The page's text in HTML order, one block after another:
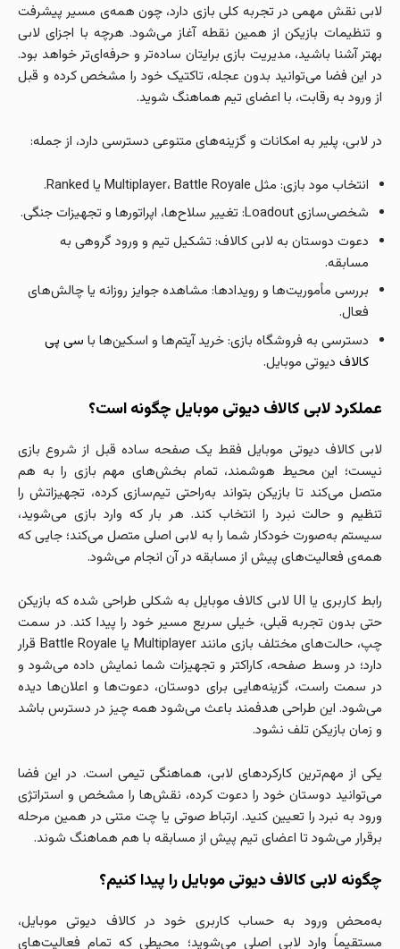
لابی نقش مهمی در تجربه کلی بازی دارد، چون همه‌ی مسیر پیشرفت
و تنظیمات بازیکن از همین نقطه آغاز می‌شود. هرچه با اجزای لابی
بهتر آشنا باشید، مدیریت بازی برایتان ساده‌تر و حرفه‌ای‌تر خواهد بود.
در این فضا می‌توانید بدون عجله، تاکتیک خود را مشخص کرده و قبل
از ورود به رقابت، با اعضای تیم هماهنگ شوید.
در لابی، پلیر به امکانات و گزینه‌های متنوعی دسترسی دارد، از جمله:
انتخاب مود بازی: مثل Multiplayer، Battle Royale یا Ranked.
شخصی‌سازی Loadout: تغییر سلاح‌ها، اپراتورها و تجهیزات جنگی.
دعوت دوستان به لابی کالاف: تشکیل تیم و ورود گروهی به
مسابقه.
بررسی مأموریت‌ها و رویدادها: مشاهده جوایز روزانه یا چالش‌های
فعال.
دسترسی به فروشگاه بازی: خرید آیتم‌ها و اسکین‌ها با سی پی
کالاف دیوتی موبایل.
عملکرد لابی کالاف دیوتی موبایل چگونه است؟
لابی کالاف دیوتی موبایل فقط یک صفحه ساده قبل از شروع بازی
نیست؛ این محیط هوشمند، تمام بخش‌های مهم بازی را به هم
متصل می‌کند تا بازیکن بتواند به‌راحتی تیم‌سازی کرده، تجهیزاتش را
تنظیم و حالت نبرد را انتخاب کند. هر بار که وارد بازی می‌شوید،
سیستم به‌صورت خودکار شما را به لابی اصلی متصل می‌کند؛ جایی که
همه‌ی فعالیت‌های پیش از مسابقه در آن انجام می‌شود.
رابط کاربری یا UI لابی کالاف موبایل به شکلی طراحی شده که بازیکن
حتی بدون تجربه قبلی، خیلی سریع مسیر خود را پیدا کند. در سمت
چپ، حالت‌های مختلف بازی مانند Multiplayer یا Battle Royale قرار
دارد؛ در وسط صفحه، کاراکتر و تجهیزات شما نمایش داده می‌شود و
در سمت راست، گزینه‌هایی برای دوستان، دعوت‌ها و اعلان‌ها دیده
می‌شود. این طراحی هدفمند باعث می‌شود همه چیز در دسترس باشد
و زمان بازیکن تلف نشود.
یکی از مهم‌ترین کارکردهای لابی، هماهنگی تیمی است. در این فضا
می‌توانید دوستان خود را دعوت کرده، نقش‌ها را مشخص و استراتژی
ورود به نبرد را تعیین کنید. ارتباط صوتی یا چت متنی در همین مرحله
برقرار می‌شود تا اعضای تیم پیش از مسابقه با هم هماهنگ شوند.
چگونه لابی کالاف دیوتی موبایل را پیدا کنیم؟
به‌محض ورود به حساب کاربری خود در کالاف دیوتی موبایل،
مستقیماً وارد لابی اصلی می‌شوید؛ محیطی که تمام فعالیت‌های